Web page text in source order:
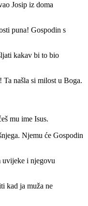
Josip iz doma
puna! Gospodin s
kakav bi to bio
našla si milost u Boga.
mu ime Isus.
Njemu će Gospodin
uvijeke i njegovu
kad ja muža ne